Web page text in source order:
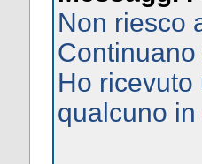
Non riesco
Ho
qualcuno